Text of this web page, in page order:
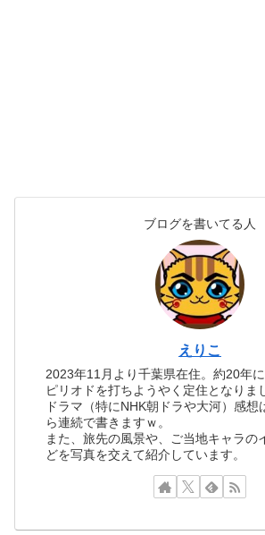
ブログを書いてる人
えりこ
2023年11月より千葉県在住。約20年
ピリオドを打ちようやく定住となりま
ドラマ（特にNHK朝ドラや大河）感想
ら連続で書きますｗ。
また、旅先の風景や、ご当地キャラの
どを写真を交えて紹介しています。